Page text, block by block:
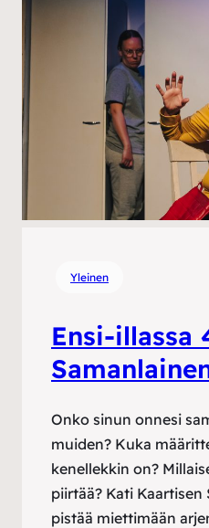
Yleinen
Ensi-illassa
Onko sinun onnesi
muiden? Kuka
kenellekkin on?
piirtää? Kati
pistää miettimään